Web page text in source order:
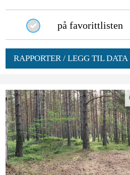
på favorittlisten
RAPPORTER / LEGG TIL DATA